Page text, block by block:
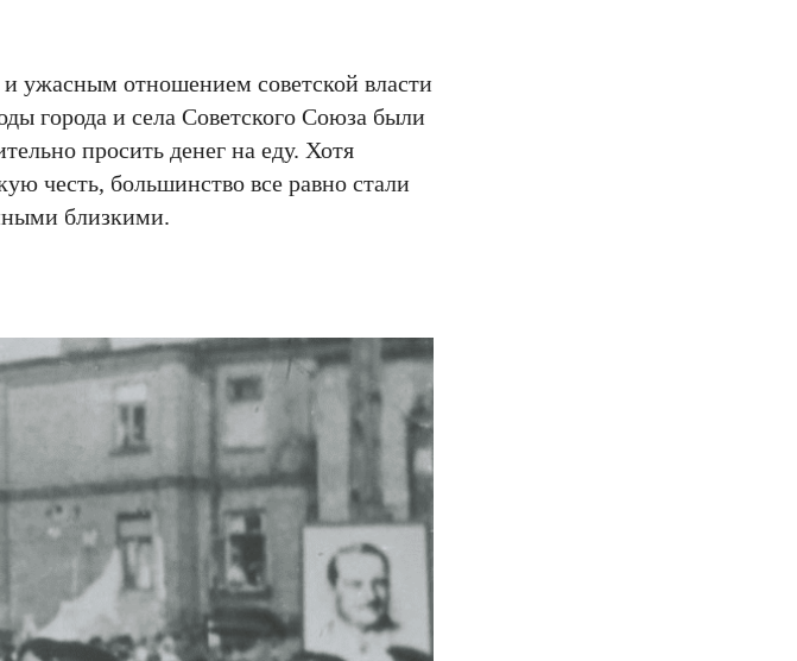
ужасным отношением советской власти
города и села Советского Союза были
просить денег на еду. Хотя
честь, большинство все равно стали
близкими.